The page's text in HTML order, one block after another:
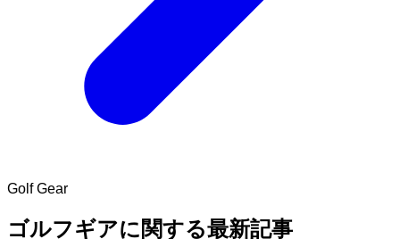
Golf Gear
ゴルフギアに関する最新記事